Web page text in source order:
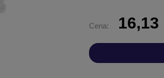
Cena: 16,13